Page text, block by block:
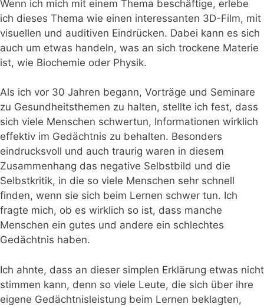
Wenn ich mich mit einem Thema beschäftige, erlebe
ich dieses Thema wie einen interessanten 3D-Film, mit
visuellen und auditiven Eindrücken. Dabei kann es sich
auch um etwas handeln, was an sich trockene Materie
ist, wie Biochemie oder Physik.
Als ich vor 30 Jahren begann, Vorträge und Seminare
zu Gesundheitsthemen zu halten, stellte ich fest, dass
sich viele Menschen schwertun, Informationen wirklich
effektiv im Gedächtnis zu behalten. Besonders
eindrucksvoll und auch traurig waren in diesem
Zusammenhang das negative Selbstbild und die
Selbstkritik, in die so viele Menschen sehr schnell
finden, wenn sie sich beim Lernen schwer tun. Ich
fragte mich, ob es wirklich so ist, dass manche
Menschen ein gutes und andere ein schlechtes
Gedächtnis haben.
Ich ahnte, dass an dieser simplen Erklärung etwas nicht
stimmen kann, denn so viele Leute, die sich über ihre
eigene Gedächtnisleistung beim Lernen beklagten,